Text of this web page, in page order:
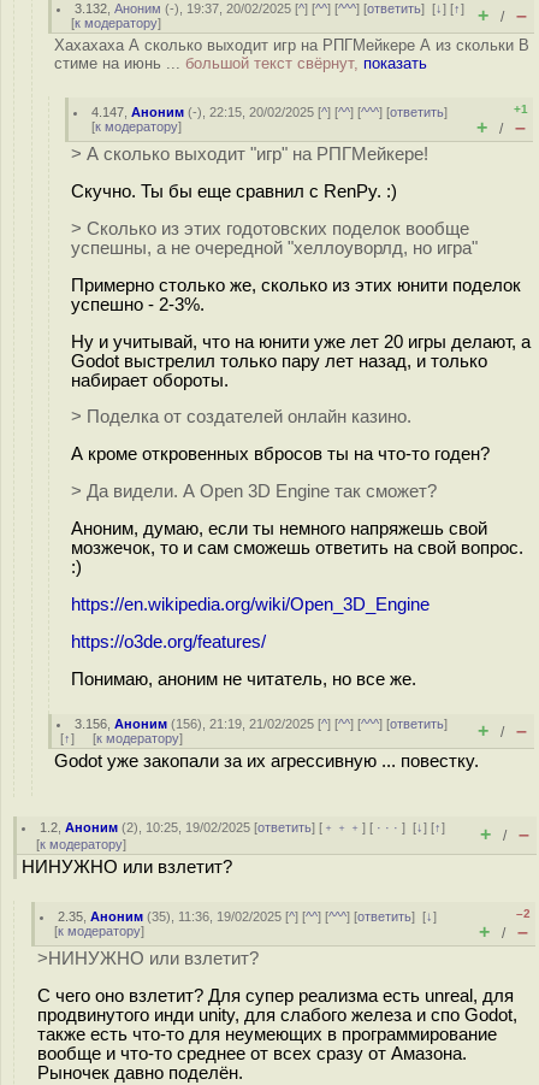
3.132 ,Аноним (-), 19:37, 20/02/2025 [^] [^^] [^^^] [ответить][↓] [↑]
[к модератору] + / –
Хахахаха А сколько выходит игр на РПГМейкере А из скольки В
стиме на июнь ... большой текст свёрнут, показать
4.147 ,Аноним (-), 22:15, 20/02/2025 [^] [^^] [^^^] [ответить]
[к модератору]
+1
+ / –
> А сколько выходит "игр" на РПГМейкере!
Скучно. Ты бы еще сравнил с RenPy. :)
> Сколько из этих годотовских поделок вообще
успешны, а не очередной "хеллоуворлд, но игра"
Примерно столько же, сколько из этих юнити пoдeлoк
успешно - 2-3%.
Ну и учитывай, что на юнити уже лет 20 игры делают, а
Godot выстрелил только пару лет назад, и только
набирает обороты.
> Поделка от создателей онлайн казино.
А кроме откровенных вбросов ты на что-то годен?
> Да видели. А Open 3D Engine так сможет?
Аноним, думаю, если ты немного напряжешь свой
мозжечок, то и сам сможешь ответить на свой вопрос.
:)
https://en.wikipedia.org/wiki/Open_3D_Engine
https://o3de.org/features/
Понимаю, аноним не читатель, но все же.
3.156 ,Аноним (156), 21:19, 21/02/2025 [^] [^^] [^^^] [ответить]
[↑] [к модератору] + / –
Godot уже закопали за их агрессивную ... повестку.
1.2 ,Аноним (2), 10:25, 19/02/2025 [ответить] [ ﹢﹢﹢] [ · · ·][↓] [↑]
[к модератору] + / –
НИНУЖНО или взлетит?
2.35 ,Аноним (35), 11:36, 19/02/2025 [^] [^^] [^^^] [ответить][↓]
[к модератору]
–2
+ / –
>НИНУЖНО или взлетит?
С чего оно взлетит? Для супер реализма есть unreal, для
продвинутого инди unity, для слабого железа и спо Godot,
также есть что-то для неумеющих в программирование
вообще и что-то среднее от всех сразу от Амазона.
Рыночек давно поделён.